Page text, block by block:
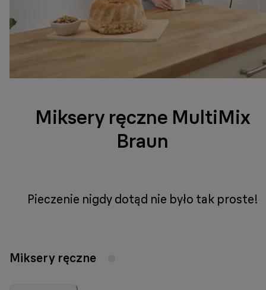
Miksery ręczne MultiMix
Braun
Pieczenie nigdy dotąd nie było tak proste!
Miksery ręczne